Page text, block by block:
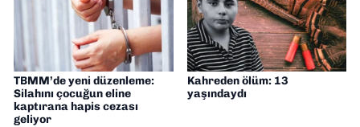
TBMM’de yeni düzenleme:
Silahını çocuğun eline
kaptırana hapis cezası
geliyor
Kahreden ölüm: 13
yaşındaydı